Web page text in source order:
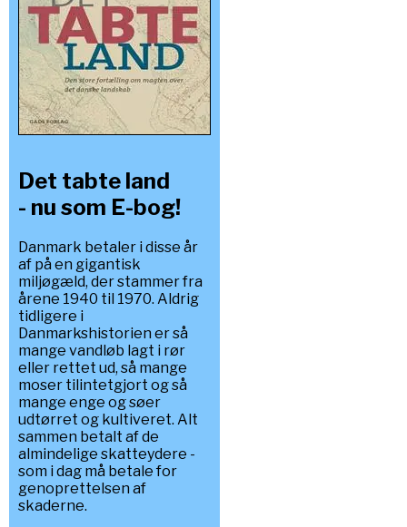
Det tabte land
- nu som E-bog!
Danmark betaler i disse år
af på en gigantisk
miljøgæld, der stammer fra
årene 1940 til 1970. Aldrig
tidligere i
Danmarkshistorien er så
mange vandløb lagt i rør
eller rettet ud, så mange
moser tilintetgjort og så
mange enge og søer
udtørret og kultiveret. Alt
sammen betalt af de
almindelige skatteydere -
som i dag må betale for
genoprettelsen af
skaderne.